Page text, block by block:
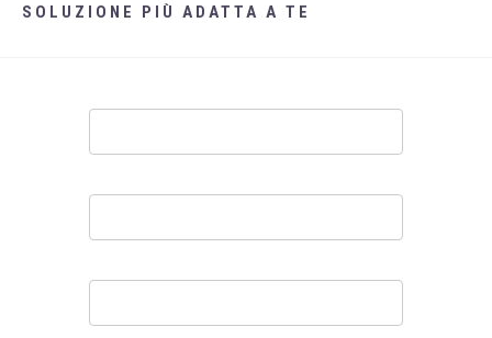
SOLUZIONE PIÙ ADATTA A TE
Contatti